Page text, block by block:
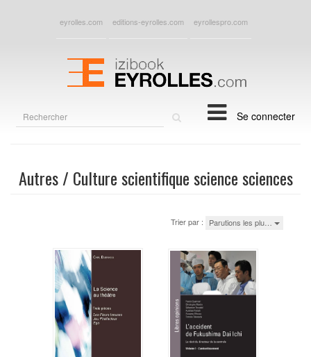
eyrolles.com editions-eyrolles.com eyrollespro.com
Se connecter
Autres / Culture scientifique science sciences
Trier par : Parutions les plu…